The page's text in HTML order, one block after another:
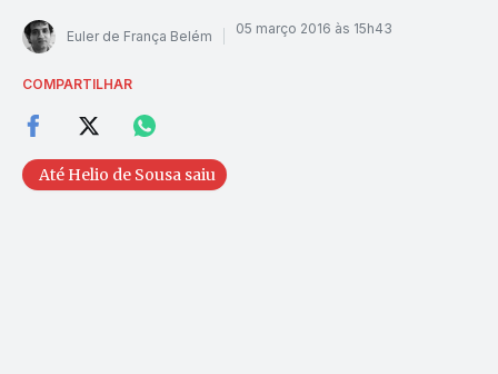
Euler de França Belém 05 março 2016 às 15h43
COMPARTILHAR
Até Helio de Sousa saiu